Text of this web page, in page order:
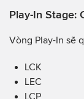
Play-In Stage:
Vòng Play-In sẽ
LCK
LEC
LCP